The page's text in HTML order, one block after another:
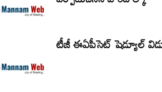
టీజీ ఈఏపీసెట్‌ షెడ్యూల్‌